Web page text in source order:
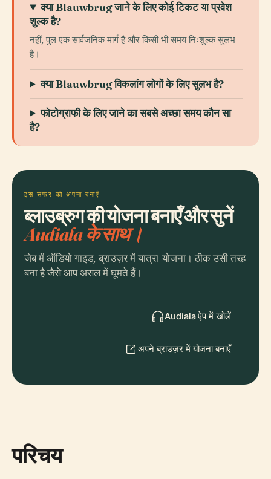
क्या Blauwbrug जाने के लिए कोई टिकट या प्रवेश
शुल्क है?
नहीं, पुल एक सार्वजनिक मार्ग है और किसी भी समय निःशुल्क सुलभ
है।
क्या Blauwbrug विकलांग लोगों के लिए सुलभ है?
फोटोग्राफी के लिए जाने का सबसे अच्छा समय कौन सा
है?
इस सफर को अपना बनाएँ
ब्लाउब्रुग की योजना बनाएँ और सुनें
Audiala के साथ।
जेब में ऑडियो गाइड, ब्राउज़र में यात्रा-योजना। ठीक उसी तरह
बना है जैसे आप असल में घूमते हैं।
Audiala ऐप में खोलें
अपने ब्राउज़र में योजना बनाएँ
परिचय